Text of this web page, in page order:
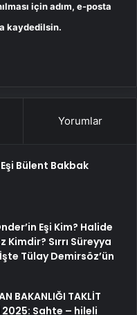
için adım, e-posta
kaydedilsin.
Yorumlar
Bülent Bakbak
Eşi Kim? Halide
Kimdir? Sırrı Süreyya
Tülay Demirsöz’ün
BAKANLIĞI TAKLİT
2025: Sahte – hileli